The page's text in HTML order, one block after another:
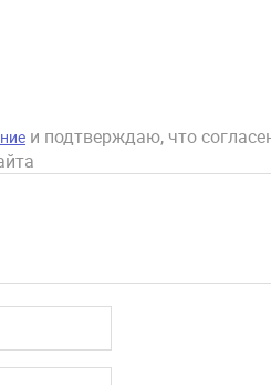
и подтверждаю, что